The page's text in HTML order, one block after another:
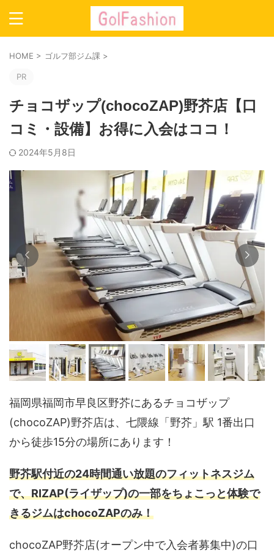
HOME > ゴルフ部ジム課 >
PR
チョコザップ(chocoZAP)野芥店【口
コミ・設備】お得に入会はココ！
2024年5月8日
福岡県福岡市早良区野芥にあるチョコザップ
(chocoZAP)野芥店は、七隈線「野芥」駅 1番出口
から徒歩15分の場所にあります！
野芥駅付近の24時間通い放題のフィットネスジム
で、RIZAP(ライザップ)の一部をちょこっと体験で
きるジムはchocoZAPのみ！
chocoZAP野芥店(オープン中で入会者募集中)の口